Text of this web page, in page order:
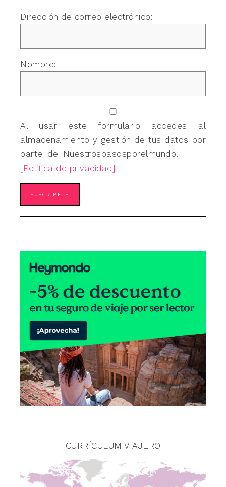
Dirección de correo electrónico:
Nombre:
Al usar este formulario accedes al
almacenamiento y gestión de tus datos por
parte de Nuestrospasosporelmundo.
[Política de privacidad]
CURRÍCULUM VIAJERO